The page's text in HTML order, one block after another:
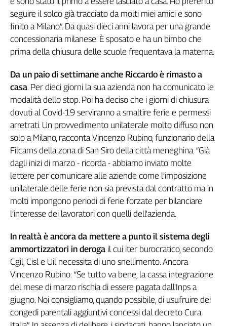
Rubriche
Collettiva
settimana
Girasoli
Sassolino
Linea
Economica
Tech
It
Easy
Inserti
Idea
Diffusa
Le
trasmissioni
tv
in
Progress
L'Italia
seguire il solco già tracciato da molti miei amici e sono
finito a Milano”. Da quasi dieci anni lavora per una grande
concessionaria milanese. È sposato e ha un bimbo che
prima della chiusura delle scuole frequentava la materna.
Da un paio di settimane anche Riccardo è rimasto a
casa. Per dieci giorni la sua azienda non ha comunicato le
modalità dello stop. Poi ha deciso che i giorni di chiusura
dovuti al Covid-19 serviranno a smaltire ferie e permessi
arretrati. Un provvedimento unilaterale molto diffuso non
solo a Milano, racconta Vincenzo Rubino, funzionario della
Filcams della zona di San Siro della città meneghina. “Già
dagli inizi di marzo - ricorda - abbiamo inviato molte
lettere per comunicare alle aziende come l’imposizione
unilaterale delle ferie non sia prevista dal contratto ma in
molti impongono periodi di ferie forzate per bilanciare
l’interesse dei lavoratori con quelli dell'azienda.
In realtà è ancora da mettere a punto il sistema degli
ammortizzatori in deroga il cui iter burocratico, secondo
Cgil, Cisl e Uil necessita di uno snellimento. Ancora
Vincenzo Rubino: “Se tutto va bene, la cassa integrazione
del mese di marzo rischia di essere pagata dall'Inps a
giugno. Noi consigliamo, quando possibile, di usufruire dei
congedi parentali aggiuntivi concessi dal decreto Cura